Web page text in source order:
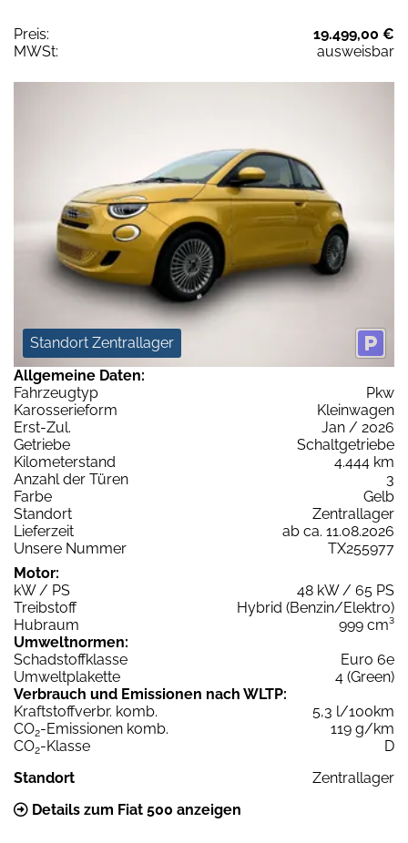
Preis:
19.499,00 €
MWSt:
ausweisbar
Standort Zentrallager
Allgemeine Daten:
Fahrzeugtyp
Pkw
Karosserieform
Kleinwagen
Erst-Zul.
Jan / 2026
Getriebe
Schaltgetriebe
Kilometerstand
4.444 km
Anzahl der Türen
3
Farbe
Gelb
Standort
Zentrallager
Lieferzeit
ab ca. 11.08.2026
Unsere Nummer
TX255977
Motor:
kW / PS
48 kW / 65 PS
Treibstoff
Hybrid (Benzin/Elektro)
Hubraum
999 cm³
Umweltnormen:
Schadstoffklasse
Euro 6e
Umweltplakette
4 (Green)
Verbrauch und Emissionen nach WLTP:
Kraftstoffverbr. komb.
5,3 l/100km
CO2-Emissionen komb.
119 g/km
CO2-Klasse
D
Standort
Zentrallager
Details zum Fiat 500 anzeigen